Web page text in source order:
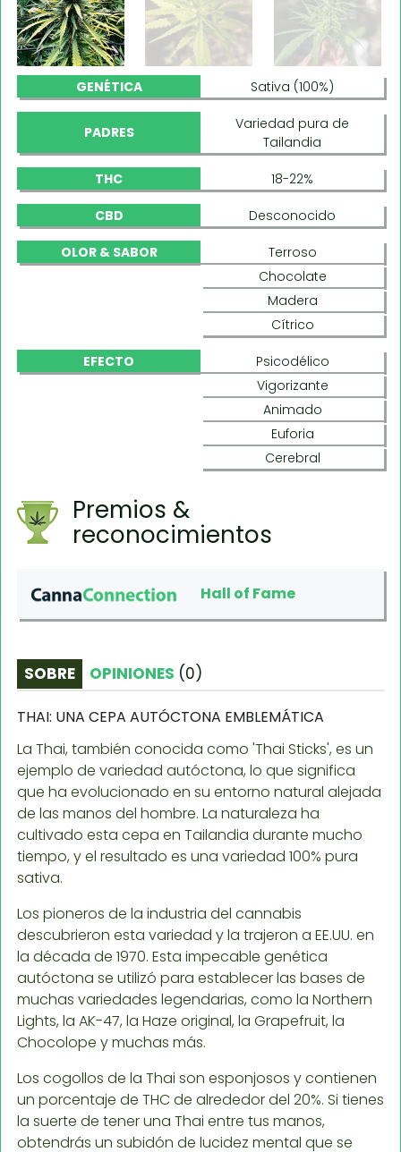
GENÉTICA Sativa (100%)
PADRES
Variedad pura de
Tailandia
THC 18-22%
CBD Desconocido
OLOR & SABOR
Terroso
Chocolate
Madera
Cítrico
EFECTO
Psicodélico
Vigorizante
Animado
Euforia
Cerebral
Premios &
reconocimientos
Hall of Fame
SOBRE OPINIONES (0)
THAI: UNA CEPA AUTÓCTONA EMBLEMÁTICA
La Thai, también conocida como 'Thai Sticks', es un
ejemplo de variedad autóctona, lo que significa
que ha evolucionado en su entorno natural alejada
de las manos del hombre. La naturaleza ha
cultivado esta cepa en Tailandia durante mucho
tiempo, y el resultado es una variedad 100% pura
sativa.
Los pioneros de la industria del cannabis
descubrieron esta variedad y la trajeron a EE.UU. en
la década de 1970. Esta impecable genética
autóctona se utilizó para establecer las bases de
muchas variedades legendarias, como la Northern
Lights, la AK-47, la Haze original, la Grapefruit, la
Chocolope y muchas más.
Los cogollos de la Thai son esponjosos y contienen
un porcentaje de THC de alrededor del 20%. Si tienes
la suerte de tener una Thai entre tus manos,
obtendrás un subidón de lucidez mental que se